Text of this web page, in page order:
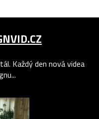
Každý den nová videa